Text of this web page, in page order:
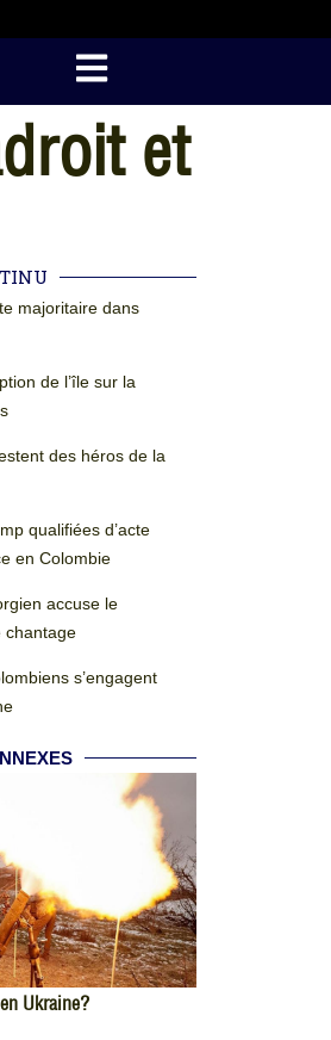
et
majoritaire dans
de l’île sur la
des héros de la
qualifiées d’acte
en Colombie
accuse le
chantage
s’engagent
Ukraine?